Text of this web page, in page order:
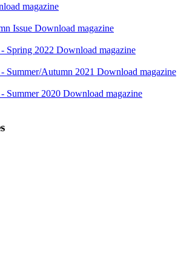
magazine
Download magazine
Download magazine
Download magazine
Download magazine